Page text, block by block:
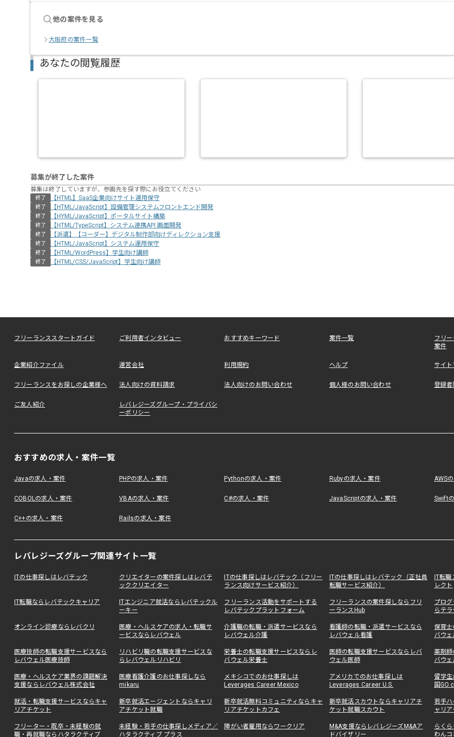
他の案件を見る
大阪府の案件一覧
あなたの閲覧履歴
募集が終了した案件
募集は終了していますが、参画先を探す際にお役立てください
終了 【HTML】SaaS企業向けサイト運用保守
終了 【HTML/JavaScript】設備管理システムフロントエンド開発
終了 【HYML/JavaScript】ポータルサイト構築
終了 【HTML/TypeScript】システム連携API 画面開発
終了 【派遣】【コーダー】デジタル制作部向けディレクション支援
終了 【HTML/JavaScript】システム運用保守
終了 【HTML/WordPress】学生向け講師
終了 【HTML/CSS/JavaScript】学生向け講師
フリーランススタートガイド ご利用者インタビュー おすすめキーワード 案件一覧
フリ
案件
企業紹介ファイル 運営会社 利用規約 ヘルプ サイ
フリーランスをお探しの企業様へ 法人向けの資料請求 法人向けのお問い合わせ 個人様のお問い合わせ 登録者
ご友人紹介
レバレジーズグループ・プライバシ
ーポリシー
おすすめの求人・案件一覧
Javaの求人・案件 PHPの求人・案件 Pythonの求人・案件 Rubyの求人・案件 AWS
COBOLの求人・案件 VBAの求人・案件 C#の求人・案件 JavaScriptの求人・案件 Swift
C++の求人・案件 Railsの求人・案件
レバレジーズグループ関連サイト一覧
ITの仕事探しはレバテック
クリエイターの案件探しはレバテ
ッククリエイター
ITの仕事探しはレバテック（フリー
ランス向けサービス紹介）
ITの仕事探しはレバテック（正社員
転職サービス紹介）
IT転
レクト
IT転職ならレバテックキャリア
ITエンジニア就活ならレバテックル
ーキー
フリーランス活動をサポートする
レバテックプラットフォーム
フリーランスの案件探しならフリ
ーランスHub
プロ
らテ
オンライン診療ならレバクリ
医療・ヘルスケアの求人・転職サ
ービスならレバウェル
介護職の転職・派遣サービスなら
レバウェル介護
看護師の転職・派遣サービスなら
レバウェル看護
保育
バウ
医療技師の転職支援サービスなら
レバウェル医療技師
リハビリ職の転職支援サービスな
らレバウェルリハビリ
栄養士の転職支援サービスならレ
バウェル栄養士
医師の転職支援サービスならレバ
ウェル医師
薬剤
バウ
医療・ヘルスケア業界の課題解決
支援ならレバウェル株式会社
医療看護介護のお仕事探しなら
mikaru
メキシコでのお仕事探しは
Leverages Career Mexico
アメリカでのお仕事探しは
Leverages Career U.S.
留学
国
就活・転職支援サービスならキャ
リアチケット
新卒就活エージェントならキャリ
アチケット就職
新卒就活無料コミュニティならキャ
リアチケットカフェ
新卒就活スカウトならキャリアチ
ケット就職スカウト
若手
ャリ
フリーター・既卒・未経験の就
職・再就職ならハタラクティブ
未経験・若手の仕事探しメディア／
ハタラクティブ プラス
障がい者雇用ならワークリア
M&A支援ならレバレジーズM&Aア
ドバイザリー
らく
わんコ